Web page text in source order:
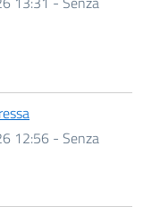
12:56 - Senza